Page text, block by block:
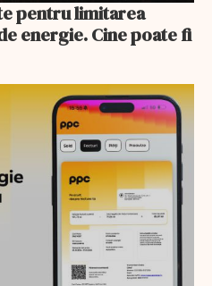
pentru limitarea
energie. Cine poate fi